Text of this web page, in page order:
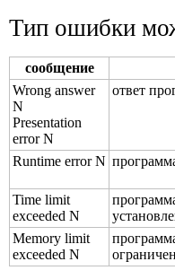
Тип ошибки
сообщение
Wrong answer
N
Presentation
error N
ответ
Runtime error N
Time limit
exceeded N
Memory limit
exceeded N